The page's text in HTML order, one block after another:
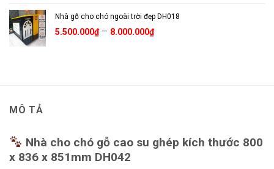
Nhà gỗ cho chó ngoài trời đẹp DH018
5.500.000₫ – 8.000.000₫Khoảng
MÔ TẢ
Nhà cho chó gỗ cao su ghép kích thước 800
x 836 x 851mm DH042